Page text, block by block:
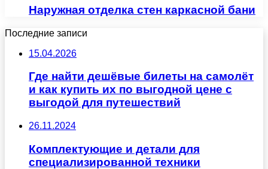
Наружная отделка стен каркасной бани
Последние записи
15.04.2026
Где найти дешёвые билеты на самолёт
и как купить их по выгодной цене с
выгодой для путешествий
26.11.2024
Комплектующие и детали для
специализированной техники